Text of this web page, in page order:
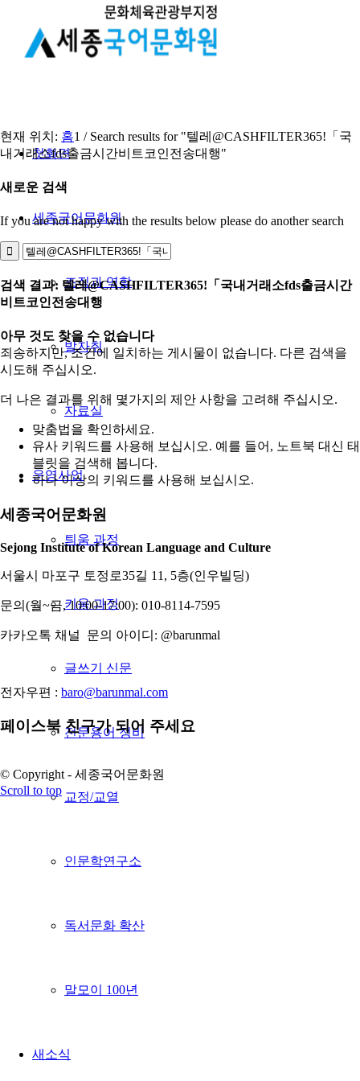
첫화면
세종국어문화원
조직과 역할
발자취
자료실
운영사업
틔움 과정
키움 과정
글쓰기 신문
전문용어 정비
교정/교열
인문학연구소
독서문화 확산
말모이 100년
새소식
현재 위치: 홈1 / Search results for "텔레@CASHFILTER365ǃ「국
내거래소fds출금시간비트코인전송대행"
새로운 검색
If you are not happy with the results below please do another search
검색 결과: 텔레@CASHFILTER365ǃ「국내거래소fds출금시간
비트코인전송대행
아무 것도 찾을 수 없습니다
죄송하지만, 조건에 일치하는 게시물이 없습니다. 다른 검색을
시도해 주십시오.
더 나은 결과를 위해 몇가지의 제안 사항을 고려해 주십시오.
맞춤법을 확인하세요.
유사 키워드를 사용해 보십시오. 예를 들어, 노트북 대신 태
블릿을 검색해 봅니다.
하나 이상의 키워드를 사용해 보십시오.
세종국어문화원
Sejong Institute of Korean Language and Culture
서울시 마포구 토정로35길 11, 5층(인우빌딩)
문의(월~금, 10:00-17:00): 010-8114-7595
카카오톡 채널 문의 아이디: @barunmal
전자우편 : baro@barunmal.com
페이스북 친구가 되어 주세요
© Copyright - 세종국어문화원
Scroll to top